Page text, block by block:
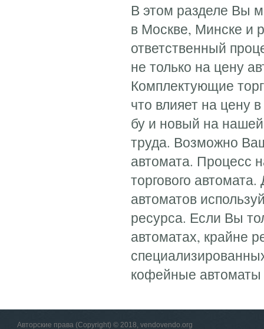
В этом разделе Вы
в Москве, Минске и
ответственный
не только на цену
Комплектующие
что влияет на цену
бу и новый на
труда. Возможно
автомата. Процесс
торгового
автоматов
ресурса. Если Вы
автоматах, крайне
кофейные
Авторские права (Copyright) © 2018, vendovendo.org